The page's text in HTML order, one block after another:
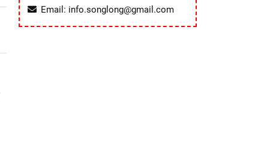
Email: info.songlong@gmail.com